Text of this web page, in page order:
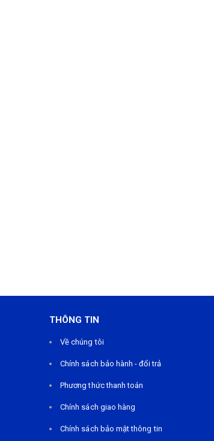
THÔNG TIN
Về chúng tôi
Chính sách bảo hành - đổi trả
Phương thức thanh toán
Chính sách giao hàng
Chính sách bảo mật thông tin